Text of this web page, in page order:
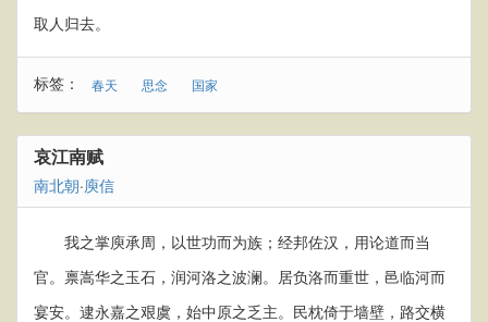
取人归去。
标签： 春天 思念 国家
哀江南赋
南北朝·庾信
我之掌庾承周，以世功而为族；经邦佐汉，用论道而当
官。禀嵩华之玉石，润河洛之波澜。居负洛而重世，邑临河而
宴安。逮永嘉之艰虞，始中原之乏主。民枕倚于墙壁，路交横